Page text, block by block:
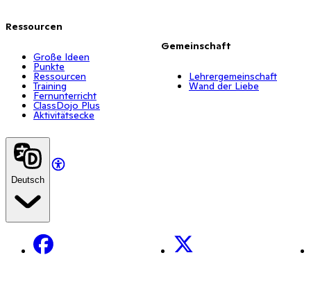
Ressourcen
Große Ideen
Punkte
Ressourcen
Training
Fernunterricht
ClassDojo Plus
Aktivitätsecke
Gemeinschaft
Lehrergemeinschaft
Wand der Liebe
Deutsch
Facebook X